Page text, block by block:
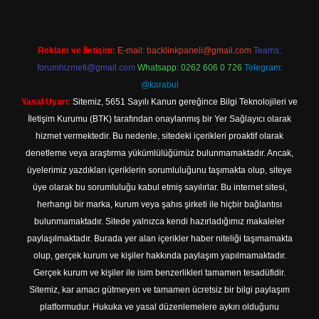
Reklam ve İletişim: E-mail: backlinkpaneli@gmail.com Teams:
forumhizmeti@gmail.com Whatsapp: 0262 606 0 726 Telegram:
@karabul
Yasal Uyarı: Sitemiz, 5651 Sayılı Kanun gereğince Bilgi Teknolojileri ve
İletişim Kurumu (BTK) tarafından onaylanmış bir Yer Sağlayıcı olarak
hizmet vermektedir. Bu nedenle, sitedeki içerikleri proaktif olarak
denetleme veya araştırma yükümlülüğümüz bulunmamaktadır. Ancak,
üyelerimiz yazdıkları içeriklerin sorumluluğunu taşımakta olup, siteye
üye olarak bu sorumluluğu kabul etmiş sayılırlar. Bu internet sitesi,
herhangi bir marka, kurum veya şahıs şirketi ile hiçbir bağlantısı
bulunmamaktadır. Sitede yalnızca kendi hazırladığımız makaleler
paylaşılmaktadır. Burada yer alan içerikler haber niteliği taşımamakta
olup, gerçek kurum ve kişiler hakkında paylaşım yapılmamaktadır.
Gerçek kurum ve kişiler ile isim benzerlikleri tamamen tesadüfidir.
Sitemiz, kar amacı gütmeyen ve tamamen ücretsiz bir bilgi paylaşım
platformudur. Hukuka ve yasal düzenlemelere aykırı olduğunu